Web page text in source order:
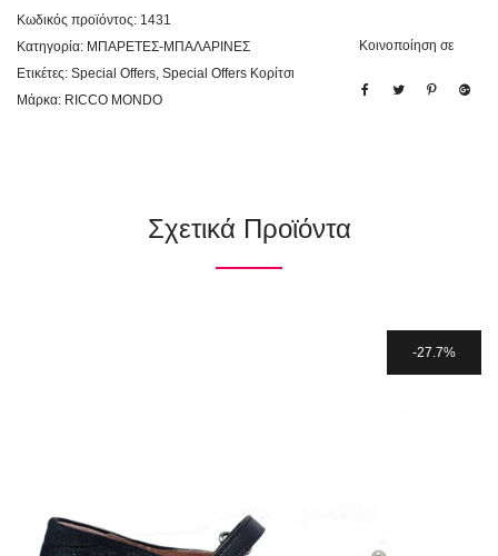
Κωδικός προϊόντος: 1431
Κατηγορία: ΜΠΑΡΕΤΕΣ-ΜΠΑΛΑΡΙΝΕΣ
Ετικέτες: Special Offers, Special Offers Κορίτσι
Μάρκα: RICCO MONDO
Κοινοποίηση σε
Σχετικά Προϊόντα
27.7%